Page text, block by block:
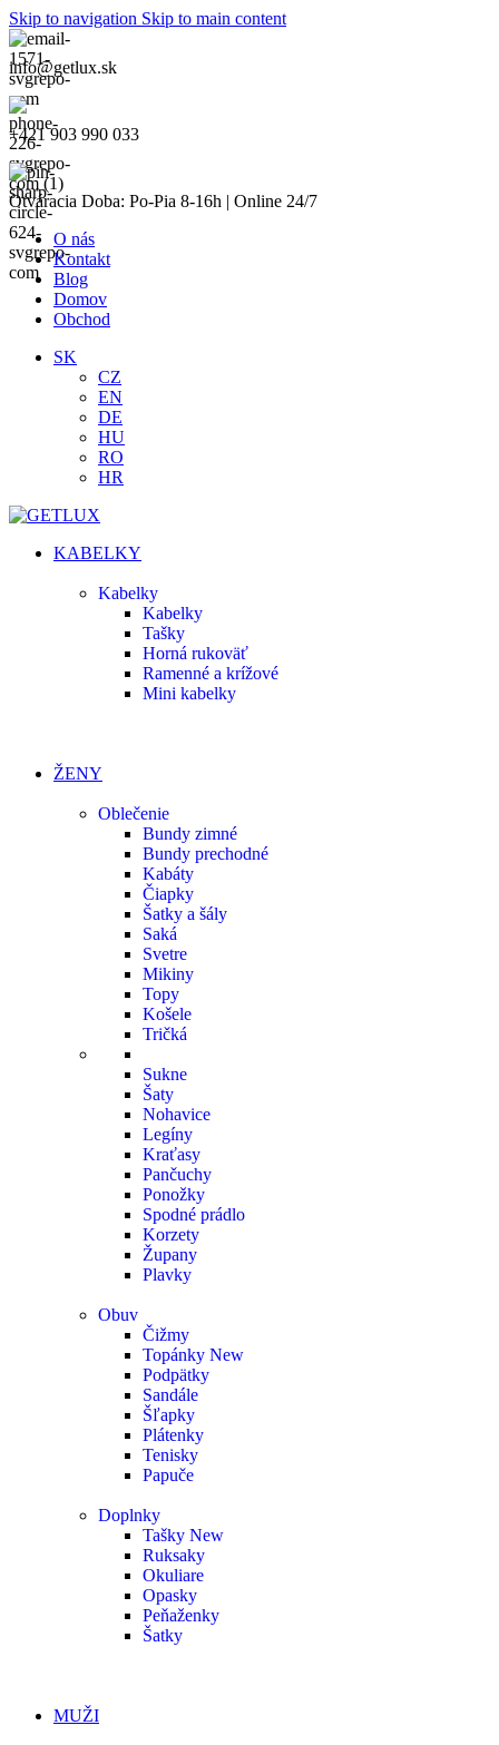
Skip to navigation Skip to main content
info@getlux.sk
+421 903 990 033
Otváracia Doba: Po-Pia 8-16h | Online 24/7
O nás
Kontakt
Blog
Domov
Obchod
SK
CZ
EN
DE
HU
RO
HR
KABELKY
Kabelky
Kabelky
Tašky
Horná rukoväť
Ramenné a krížové
Mini kabelky
ŽENY
Oblečenie
Bundy zimné
Bundy prechodné
Kabáty
Čiapky
Šatky a šály
Saká
Svetre
Mikiny
Topy
Košele
Tričká
Sukne
Šaty
Nohavice
Legíny
Kraťasy
Pančuchy
Ponožky
Spodné prádlo
Korzety
Župany
Plavky
Obuv
Čižmy
Topánky New
Podpätky
Sandále
Šľapky
Plátenky
Tenisky
Papuče
Doplnky
Tašky New
Ruksaky
Okuliare
Opasky
Peňaženky
Šatky
MUŽI